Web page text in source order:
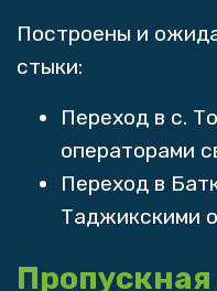
Построены и
стыки:
Переход в с.
операторами
Переход в
Таджикскими
Пропускная